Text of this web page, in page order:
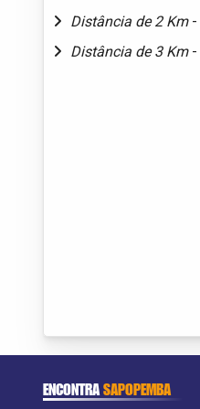
Distância de 2 Km -
Distância de 3 Km -
ENCONTRASAPOPEMBA